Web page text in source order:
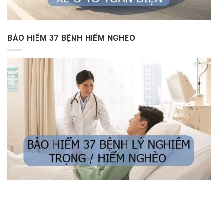
BẢO HIỂM 37 BỆNH HIỂM NGHÈO